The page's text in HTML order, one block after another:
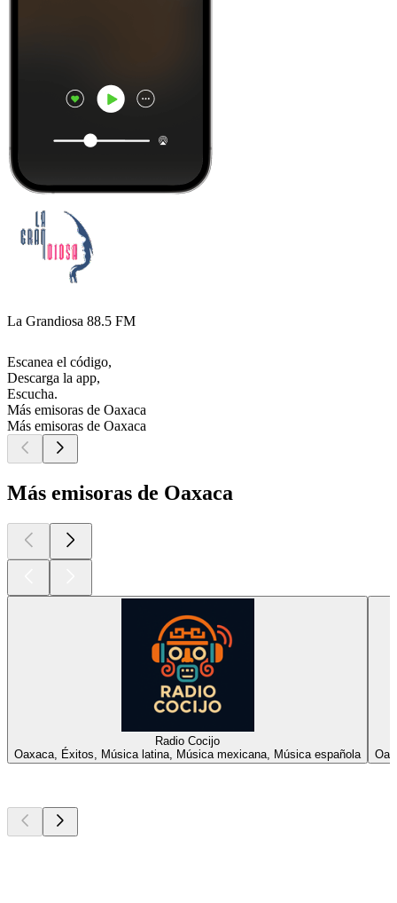
La Grandiosa 88.5 FM
Escanea el código,
Descarga la app,
Escucha.
Más emisoras de Oaxaca
Más emisoras de Oaxaca
Más emisoras de Oaxaca
Radio Cocijo
Oaxaca, Éxitos, Música latina, Música mexicana, Música española